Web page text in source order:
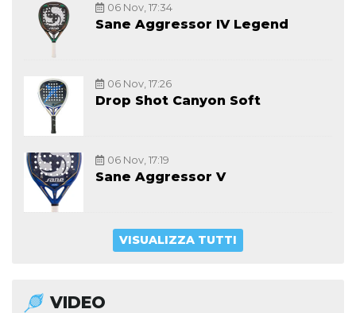
06 Nov, 17:34
Sane Aggressor IV Legend
06 Nov, 17:26
Drop Shot Canyon Soft
06 Nov, 17:19
Sane Aggressor V
VISUALIZZA TUTTI
VIDEO